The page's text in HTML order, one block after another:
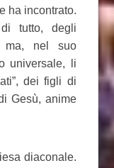
ha incontrato.
tutto, degli
ma, nel suo
universale, li
dei figli di
Gesù, anime
diaconale.